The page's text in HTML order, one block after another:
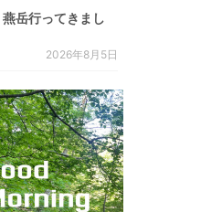
岳行ってきまし
2026年8月5日